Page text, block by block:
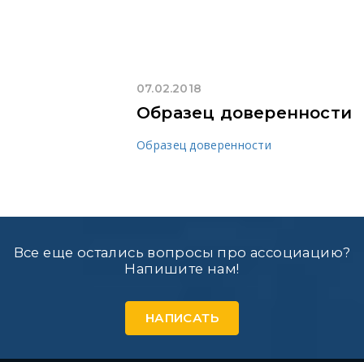
07.02.2018
Образец доверенности
Образец доверенности
Все еще остались вопросы про ассоциацию?
Напишите нам!
НАПИСАТЬ